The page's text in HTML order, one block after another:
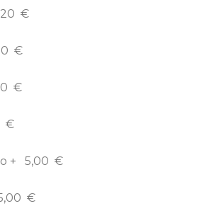
€
€
€
€
+ 5,00 €
€